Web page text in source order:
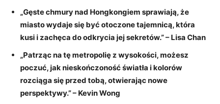
„Gęste chmury nad Hongkongiem sprawiają,‍ że
miasto wydaje się być otoczone tajemnicą,​ która
kusi ⁣i zachęca do odkrycia jej ⁤sekretów.” – Lisa Chan
„Patrząc na tę metropolię⁢ z wysokości,⁤ możesz
poczuć, jak nieskończoność światła i kolorów
rozciąga ⁢się przed‍ tobą, otwierając ‌nowe
perspektywy.” – Kevin Wong